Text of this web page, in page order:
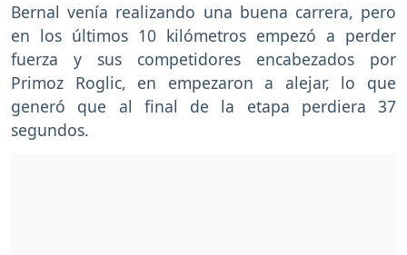
Bernal venía realizando una buena carrera, pero
en los últimos 10 kilómetros empezó a perder
fuerza y sus competidores encabezados por
Primoz Roglic, en empezaron a alejar, lo que
generó que al final de la etapa perdiera 37
segundos.